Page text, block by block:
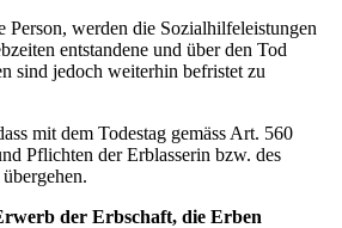
Person, werden die Sozialhilfeleistungen
entstandene und über den Tod
sind jedoch weiterhin befristet zu
mit dem Todestag gemäss Art. 560
Pflichten der Erblasserin bzw. des
der Erbschaft, die Erben